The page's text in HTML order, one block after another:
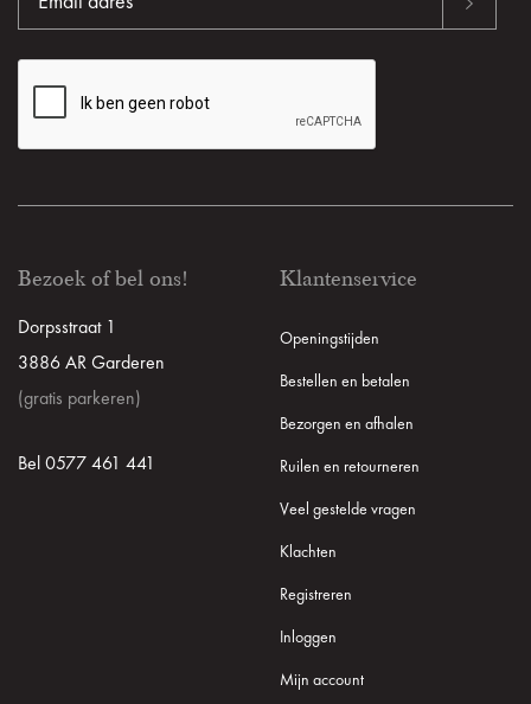
Bezoek of bel ons!
Dorpsstraat 1
3886 AR Garderen
(gratis parkeren)
Bel 0577 461 441
Klantenservice
Openingstijden
Bestellen en betalen
Bezorgen en afhalen
Ruilen en retourneren
Veel gestelde vragen
Klachten
Registreren
Inloggen
Mijn account